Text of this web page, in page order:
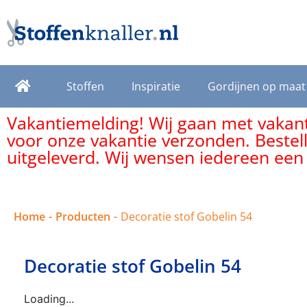
Stoffen Inspiratie Gordijnen op maat
Vakantiemelding! Wij gaan met
voor onze vakantie verzonden.
uitgeleverd. Wij wensen iedereen
Home - Producten - Decoratie stof Gobelin 54
Decoratie stof Gobelin 54
Loading...